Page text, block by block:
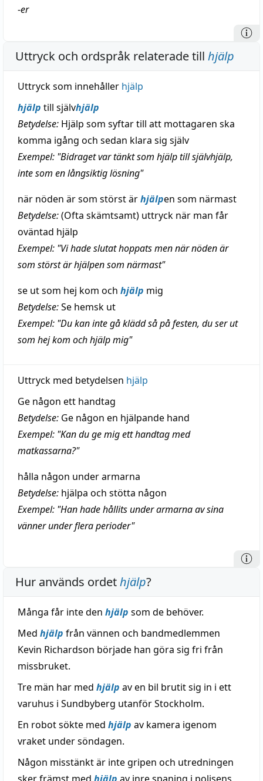
-er
Uttryck och ordspråk relaterade till hjälp
Uttryck som innehåller hjälp
hjälp till självhjälp
Betydelse: Hjälp som syftar till att mottagaren ska
komma igång och sedan klara sig själv
Exempel: "Bidraget var tänkt som hjälp till självhjälp,
inte som en långsiktig lösning"
när nöden är som störst ärhjälpen som närmast
Betydelse:(Ofta skämtsamt) uttryck när man får
oväntad hjälp
Exempel: "Vi hade slutat hoppats men när nöden är
som störst är hjälpen som närmast"
se ut som hej kom och hjälp mig
Betydelse:Se hemsk ut
Exempel: "Du kan inte gå klädd så på festen, du ser ut
som hej kom och hjälp mig"
Uttryck med betydelsen hjälp
Ge någon ett handtag
Betydelse: Ge någon en hjälpande hand
Exempel: "Kan du ge mig ett handtag med
matkassarna?"
hålla någon under armarna
Betydelse: hjälpa och stötta någon
Exempel: "Han hade hållits under armarna av sina
vänner under flera perioder"
Hur används ordethjälp?
Många får inte den hjälp som de behöver.
Med hjälp från vännen och bandmedlemmen
Kevin Richardson började han göra sig fri från
missbruket.
Tre män har med hjälp av en bil brutit sig in i ett
varuhus i Sundbyberg utanför Stockholm.
En robot sökte med hjälp av kamera igenom
vraket under söndagen.
Någon misstänkt är inte gripen och utredningen